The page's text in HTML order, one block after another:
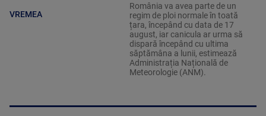
VREMEA
România va avea parte de un
regim de ploi normale în toată
țara, începând cu data de 17
august, iar canicula ar urma să
dispară începând cu ultima
săptămâna a lunii, estimează
Administrația Națională de
Meteorologie (ANM).